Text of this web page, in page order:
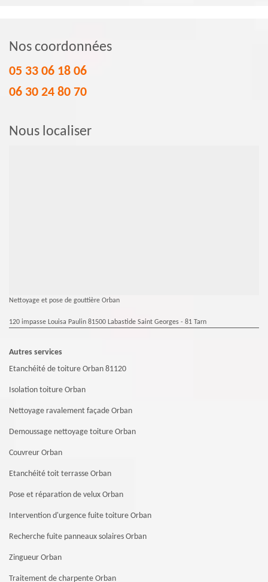
Nos coordonnées
05 33 06 18 06
06 30 24 80 70
Nous localiser
Nettoyage et pose de gouttière Orban
120 impasse Louisa Paulin 81500 Labastide Saint Georges - 81 Tarn
Autres services
Etanchéité de toiture Orban 81120
Isolation toiture Orban
Nettoyage ravalement façade Orban
Demoussage nettoyage toiture Orban
Couvreur Orban
Etanchéité toit terrasse Orban
Pose et réparation de velux Orban
Intervention d'urgence fuite toiture Orban
Recherche fuite panneaux solaires Orban
Zingueur Orban
Traitement de charpente Orban